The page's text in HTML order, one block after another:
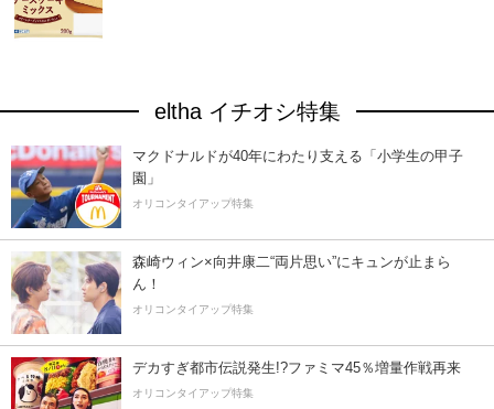
eltha イチオシ特集
マクドナルドが40年にわたり支える「小学生の甲子
園」
オリコンタイアップ特集
森崎ウィン×向井康二“両片思い”にキュンが止まら
ん！
オリコンタイアップ特集
デカすぎ都市伝説発生!?ファミマ45％増量作戦再来
オリコンタイアップ特集